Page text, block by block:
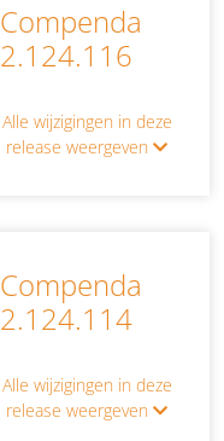
Compenda
2.124.116
Alle wijzigingen in deze
release weergeven
Compenda
2.124.114
Alle wijzigingen in deze
release weergeven